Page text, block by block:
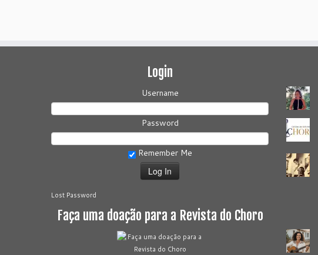
Login
Username
Password
Remember Me
Lost Password
Faça uma doação para a Revista do Choro